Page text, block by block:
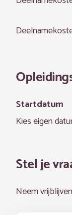
Startdatum
Kies eigen
Stel je
Neem